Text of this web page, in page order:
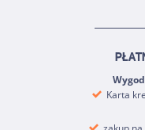
Karta